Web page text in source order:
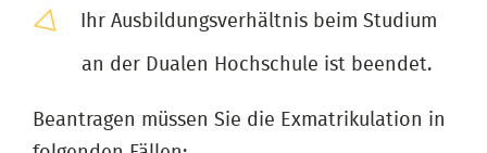
Ihr Ausbildungsverhältnis beim Studium
an der Dualen Hochschule ist beendet.
Beantragen müssen Sie die Exmatrikulation in